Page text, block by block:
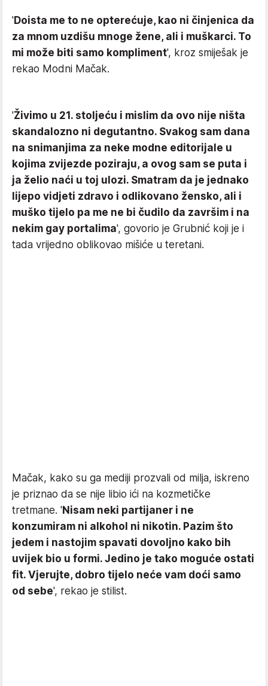
'Doista me to ne opterećuje, kao ni činjenica da
za mnom uzdišu mnoge žene, ali i muškarci. To
mi može biti samo kompliment', kroz smiješak je
rekao Modni Mačak.
'Živimo u 21. stoljeću i mislim da ovo nije ništa
skandalozno ni degutantno. Svakog sam dana
na snimanjima za neke modne editorijale u
kojima zvijezde poziraju, a ovog sam se puta i
ja želio naći u toj ulozi. Smatram da je jednako
lijepo vidjeti zdravo i odlikovano žensko, ali i
muško tijelo pa me ne bi čudilo da završim i na
nekim gay portalima', govorio je Grubnić koji je i
tada vrijedno oblikovao mišiće u teretani.
Mačak, kako su ga mediji prozvali od milja, iskreno
je priznao da se nije libio ići na kozmetičke
tretmane. 'Nisam neki partijaner i ne
konzumiram ni alkohol ni nikotin. Pazim što
jedem i nastojim spavati dovoljno kako bih
uvijek bio u formi. Jedino je tako moguće ostati
fit. Vjerujte, dobro tijelo neće vam doći samo
od sebe', rekao je stilist.